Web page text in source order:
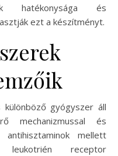
hatékonysága és
ezt a készítményt.
gyógyszer áll
mechanizmussal és
antihisztaminok mellett
leukotrién receptor